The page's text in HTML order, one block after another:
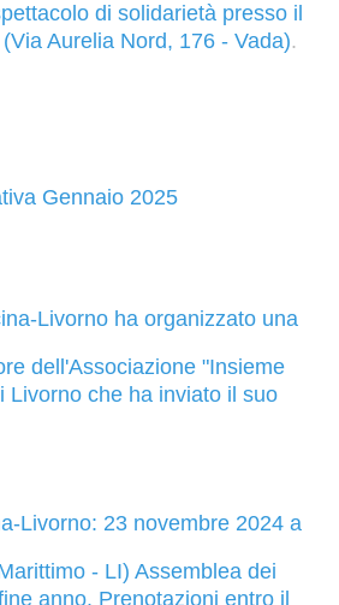
di solidarietà presso il
Aurelia Nord, 176 - Vada).
Gennaio 2025
Livorno ha organizzato una
dell'Associazione "Insieme
Livorno che ha inviato il suo
Livorno: 23 novembre 2024 a
- LI) Assemblea dei
anno. Prenotazioni entro il